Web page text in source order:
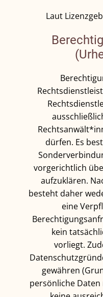
Laut
dürfen. Es
vorgerichtlich
aufzuklären.
besteht daher
eine
kein
vorliegt.
gewähren
persönliche Daten